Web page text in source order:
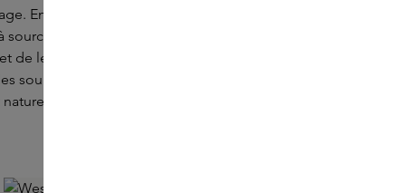
En les mettant en valeur, nous
Bonne Brow Defining Pencil de
les rendre plus fournis. Le crayon à
sourcils et, de l'autre côté, une brosse